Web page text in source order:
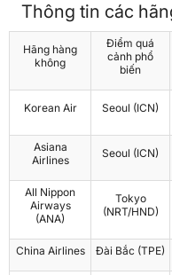
Thông tin các
Hãng hàng
không
Điểm quá
cảnh phổ
biến
Korean Air Seoul (ICN)
Asiana
Airlines
Seoul (ICN)
All Nippon
Airways
(ANA)
Tokyo
(NRT/HND)
China Airlines Đài Bắc (TPE)